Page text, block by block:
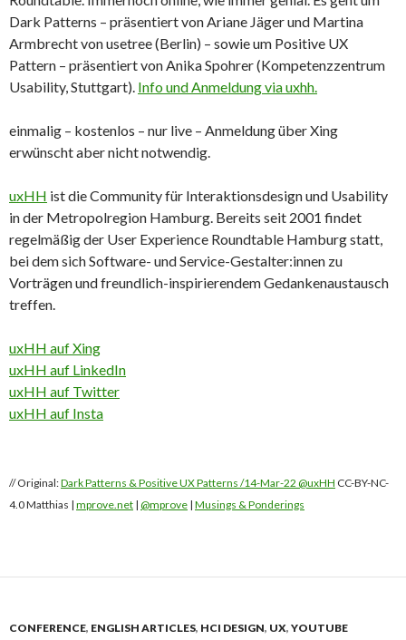
Dark Patterns – präsentiert von Ariane Jäger und Martina
Armbrecht von usetree (Berlin) – sowie um Positive UX
Pattern – präsentiert von Anika Spohrer (Kompetenzzentrum
Usability, Stuttgart). Info und Anmeldung via uxhh.
einmalig – kostenlos – nur live – Anmeldung über Xing
erwünscht aber nicht notwendig.
uxHH ist die Community für Interaktionsdesign und Usability
in der Metropolregion Hamburg. Bereits seit 2001 findet
regelmäßig der User Experience Roundtable Hamburg statt,
bei dem sich Software- und Service-Gestalter:innen zu
Vorträgen und freundlich-inspirierendem Gedankenaustausch
treffen.
uxHH auf Xing
uxHH auf LinkedIn
uxHH auf Twitter
uxHH auf Insta
// Original:Dark Patterns & Positive UX Patterns /14-Mar-22 @uxHH CC-BY-NC-
4.0 Matthias | mprove.net | @mprove | Musings & Ponderings
CONFERENCE, ENGLISH ARTICLES, HCI DESIGN, UX, YOUTUBE